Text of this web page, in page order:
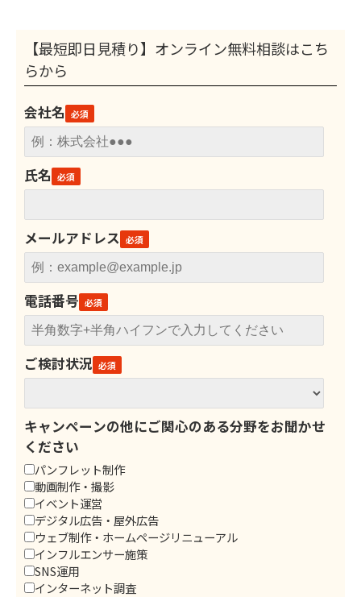
【最短即日見積り】オンライン無料相談はこち
らから
会社名
氏名
メールアドレス
電話番号
ご検討状況
キャンペーンの他にご関心のある分野をお聞かせ
ください
パンフレット制作
動画制作・撮影
イベント運営
デジタル広告・屋外広告
ウェブ制作・ホームページリニューアル
インフルエンサー施策
SNS運用
インターネット調査